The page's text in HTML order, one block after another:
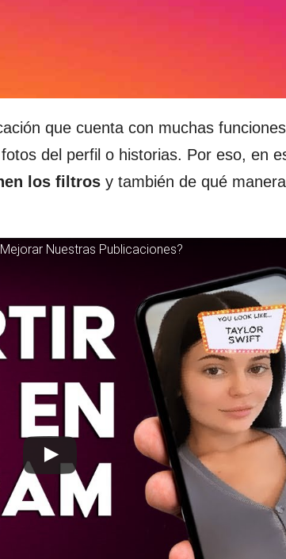
que cuenta con muchas
del perfil o historias. Por eso, en
los filtros y también de qué
Nuestras Publicaciones?